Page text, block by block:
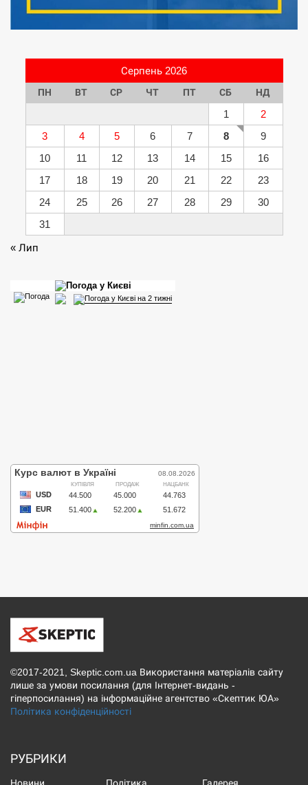
Серпень 2026
ПН ВТ СР ЧТ ПТ СБ НД
1
2
3
4 5 6 7 8
9
10
11 12 13 14 15
16
17
18 19 20 21 22
23
24
25 26 27 28 29
30
31
« Лип
©2017-2021, Skeptic.com.ua Використання матеріалів сайту
лише за умови посилання (для Інтернет-видань -
гіперпосилання) на інформаційне агентство «Скептик ЮА»
Політика конфіденційності
РУБРИКИ